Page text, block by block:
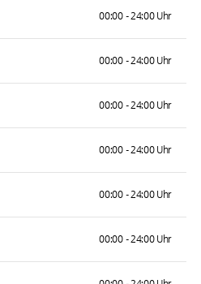
00:00 - 24:00 Uhr
00:00 - 24:00 Uhr
00:00 - 24:00 Uhr
00:00 - 24:00 Uhr
00:00 - 24:00 Uhr
00:00 - 24:00 Uhr